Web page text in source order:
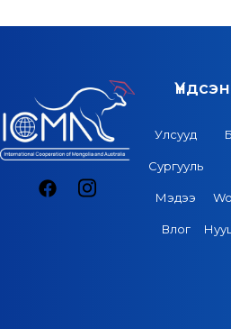
Улсууд
Сургууль
Мэдээ
Влог